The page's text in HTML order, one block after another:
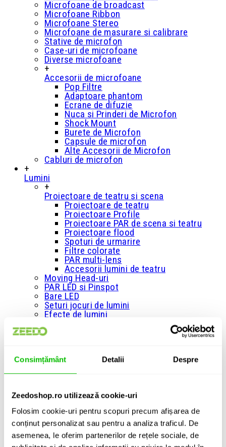
Consimțământ Detalii Despre
Zeedoshop.ro utilizează cookie-uri
Folosim cookie-uri pentru scopuri precum afișarea de
conținut personalizat sau pentru a analiza traficul. De
asemenea, le oferim partenerilor de rețele sociale, de
Microfoane de broadcast
Microfoane Ribbon
Microfoane Stereo
Microfoane de masurare si calibrare
Stative de microfon
Case-uri de microfoane
Diverse microfoane
+
Accesorii de microfoane
Pop Filtre
Adaptoare phantom
Ecrane de difuzie
Nuca si Prinderi de Microfon
Shock Mount
Burete de Microfon
Capsule de microfon
Alte Accesorii de Microfon
Cabluri de microfon
+
Lumini
+
Proiectoare de teatru si scena
Proiectoare de teatru
Proiectoare Profile
Proiectoare PAR de scena si teatru
Proiectoare flood
Spoturi de urmarire
Filtre colorate
PAR multi-lens
Accesorii lumini de teatru
Moving Head-uri
PAR LED si Pinspot
Bare LED
Seturi jocuri de lumini
Efecte de lumini
Lasere
+
Masini de fum
Masini de fum cu efect vertical
Masini de ceata
Lichid de fum
Esente parfumate pentru lichid de fum
Huse/Genti pentru masini de fum si
ceata